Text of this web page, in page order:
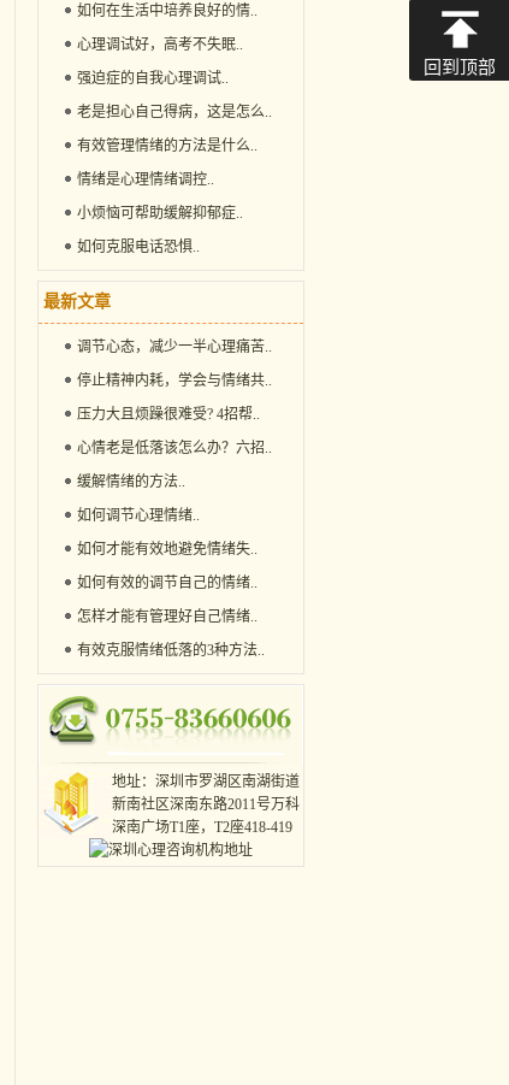
如何在生活中培养良好的情..
心理调试好，高考不失眠..
强迫症的自我心理调试..
老是担心自己得病，这是怎么..
有效管理情绪的方法是什么..
情绪是心理情绪调控..
小烦恼可帮助缓解抑郁症..
如何克服电话恐惧..
最新文章
调节心态，减少一半心理痛苦..
停止精神内耗，学会与情绪共..
压力大且烦躁很难受? 4招帮..
心情老是低落该怎么办？六招..
缓解情绪的方法..
如何调节心理情绪..
如何才能有效地避免情绪失..
如何有效的调节自己的情绪..
怎样才能有管理好自己情绪..
有效克服情绪低落的3种方法..
地址：深圳市罗湖区南湖街道
新南社区深南东路2011号万科
深南广场T1座，T2座418-419
回到顶部